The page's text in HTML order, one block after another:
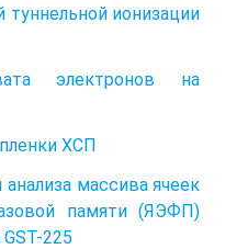
ионизации
электронов на
ХСП
массива ячеек
памяти (ЯЭФП)
225